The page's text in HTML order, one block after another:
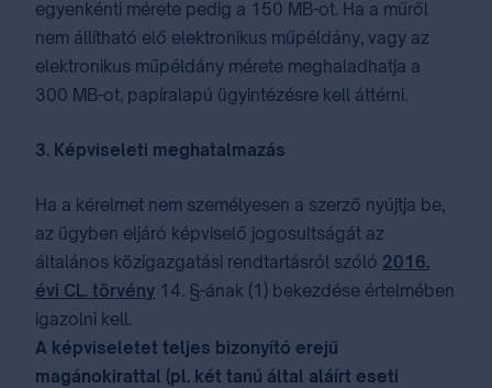
egyenkénti mérete pedig a 150 MB-ot. Ha a műről
nem állítható elő elektronikus műpéldány, vagy az
elektronikus műpéldány mérete meghaladhatja a
300 MB-ot, papíralapú ügyintézésre kell áttérni.
3. Képviseleti meghatalmazás
Ha a kérelmet nem személyesen a szerző nyújtja be,
az ügyben eljáró képviselő jogosultságát az
általános közigazgatási rendtartásról szóló 2016.
évi CL. törvény 14. §-ának (1) bekezdése értelmében
igazolni kell.
A képviseletet teljes bizonyító erejű
magánokirattal (pl. két tanú által aláírt eseti